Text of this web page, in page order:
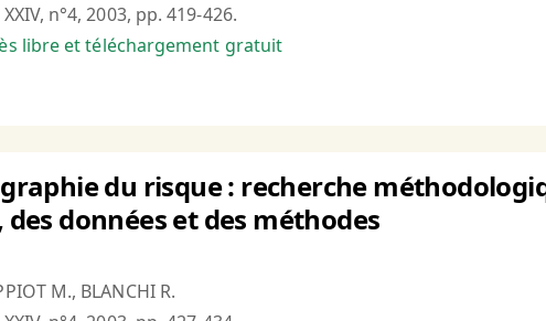
n°4, 2003, pp. 419-426.
libre et téléchargement gratuit
du risque : recherche
des données et des méthodes
M., BLANCHI R.